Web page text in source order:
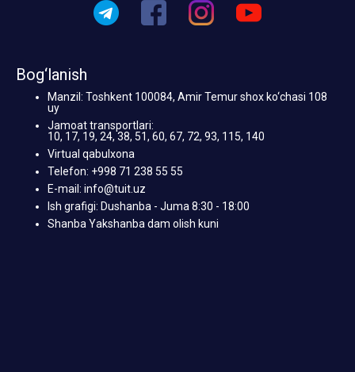
Bog‘lanish
Manzil: Toshkent 100084, Amir Temur shox ko‘chasi 108
uy
Jamoat transportlari:
10, 17, 19, 24, 38, 51, 60, 67, 72, 93, 115, 140
Virtual qabulxona
Telefon: +998 71 238 55 55
E-mail: info@tuit.uz
Ish grafigi: Dushanba - Juma 8:30 - 18:00
Shanba Yakshanba dam olish kuni